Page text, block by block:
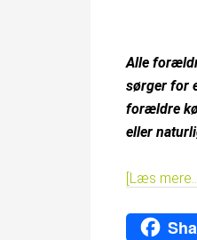
Alle
sørger for
forældre
eller
[Læs